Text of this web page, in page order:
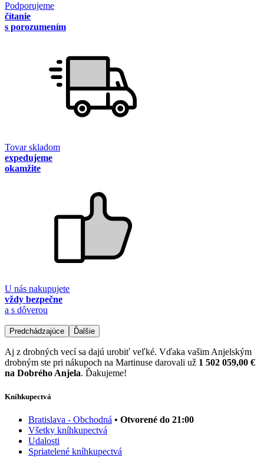
Podporujeme
čítanie
s porozumením
Tovar skladom
expedujeme
okamžite
U nás nakupujete
vždy bezpečne
a s dôverou
Predchádzajúce Ďalšie
Aj z drobných vecí sa dajú urobiť veľké. Vďaka vašim Anjelským
drobným ste pri nákupoch na Martinuse darovali už 1 502 059,00 €
na Dobrého Anjela. Ďakujeme!
Kníhkupectvá
Bratislava - Obchodná • Otvorené do 21:00
Všetky kníhkupectvá
Udalosti
Spriatelené kníhkupectvá